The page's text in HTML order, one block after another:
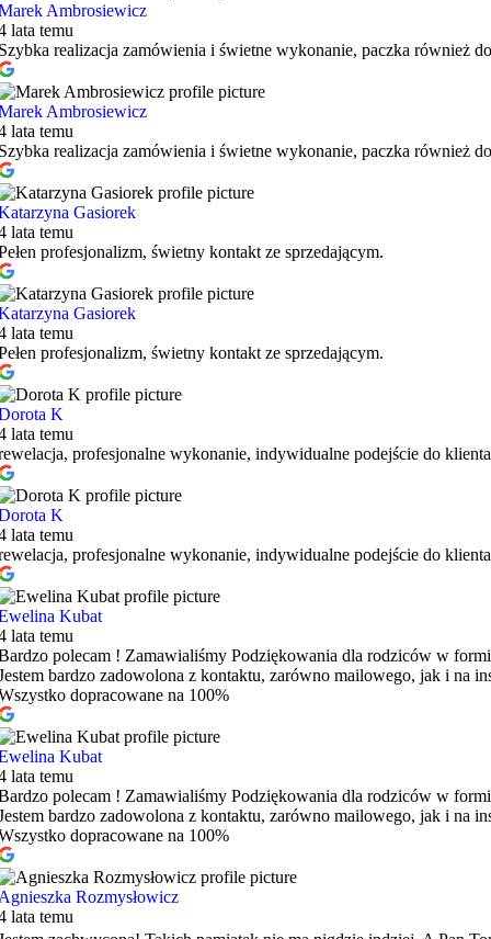
Ambrosiewicz
lata temu
realizacja zamówienia i świetne wykonanie, paczka również
Ambrosiewicz
lata temu
realizacja zamówienia i świetne wykonanie, paczka również
Gasiorek
lata temu
profesjonalizm, świetny kontakt ze sprzedającym.
Gasiorek
lata temu
profesjonalizm, świetny kontakt ze sprzedającym.
K
lata temu
profesjonalne wykonanie, indywidualne podejście do
K
lata temu
profesjonalne wykonanie, indywidualne podejście do
Kubat
lata temu
polecam ! Zamawialiśmy Podziękowania dla rodziców w
bardzo zadowolona z kontaktu, zarówno mailowego, jak i na
dopracowane na 100%
Kubat
lata temu
polecam ! Zamawialiśmy Podziękowania dla rodziców w
bardzo zadowolona z kontaktu, zarówno mailowego, jak i na
dopracowane na 100%
Rozmysłowicz
lata temu